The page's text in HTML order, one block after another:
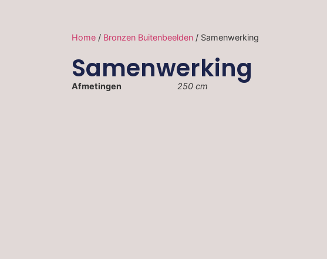
Home / Bronzen Buitenbeelden / Samenwerking
Samenwerking
Afmetingen 250 cm